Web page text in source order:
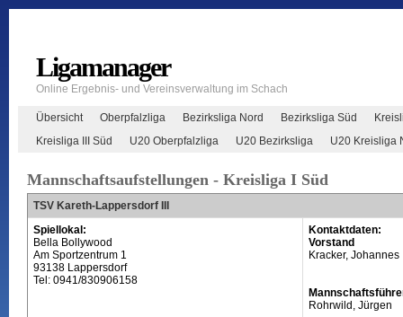
Ligamanager
Online Ergebnis- und Vereinsverwaltung im Schach
Übersicht Oberpfalzliga Bezirksliga Nord Bezirksliga Süd
Kreisliga III Süd
U20 Oberpfalzliga U20 Bezirksliga U20 Kreisliga
Mannschaftsaufstellungen - Kreisliga I Süd
TSV Kareth-Lappersdorf III
Spiellokal:
Bella Bollywood
Am Sportzentrum 1
93138 Lappersdorf
Tel: 0941/830906158
Kontaktdaten:
Vorstand
Kracker, Johannes
Rohrwild, Jürgen